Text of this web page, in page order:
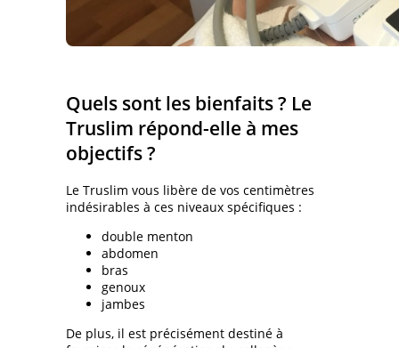
Quels sont les bienfaits ? Le
Truslim répond-elle à mes
objectifs ?
Le Truslim vous libère de vos centimètres
indésirables à ces niveaux spécifiques :
double menton
abdomen
bras
genoux
jambes
De plus, il est précisément destiné à